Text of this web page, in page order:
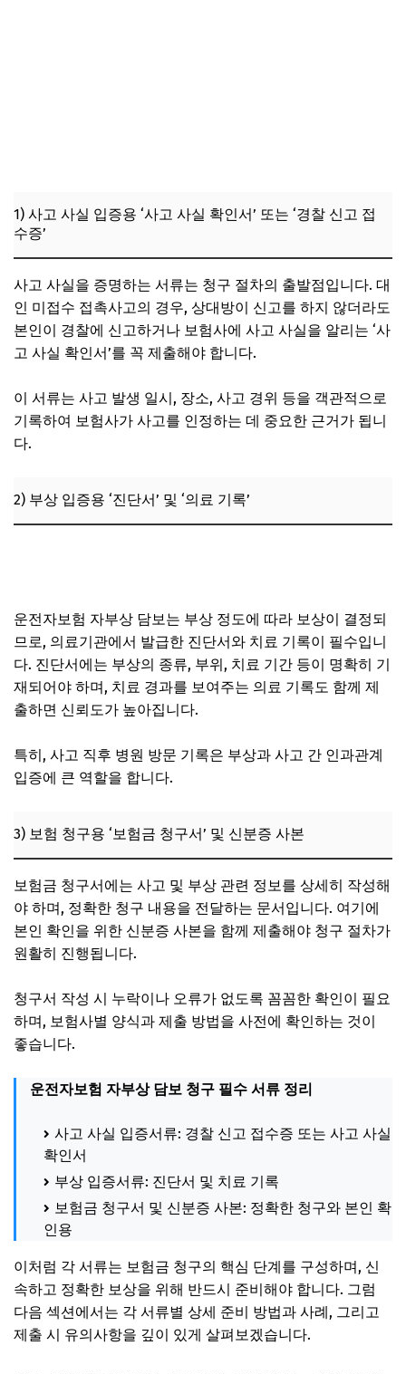
1) 사고 사실 입증용 ‘사고 사실 확인서’ 또는 ‘경찰 신고 접
수증’
사고 사실을 증명하는 서류는 청구 절차의 출발점입니다. 대
인 미접수 접촉사고의 경우, 상대방이 신고를 하지 않더라도
본인이 경찰에 신고하거나 보험사에 사고 사실을 알리는 ‘사
고 사실 확인서’를 꼭 제출해야 합니다.
이 서류는 사고 발생 일시, 장소, 사고 경위 등을 객관적으로
기록하여 보험사가 사고를 인정하는 데 중요한 근거가 됩니
다.
2) 부상 입증용 ‘진단서’ 및 ‘의료 기록’
운전자보험 자부상 담보는 부상 정도에 따라 보상이 결정되
므로, 의료기관에서 발급한 진단서와 치료 기록이 필수입니
다. 진단서에는 부상의 종류, 부위, 치료 기간 등이 명확히 기
재되어야 하며, 치료 경과를 보여주는 의료 기록도 함께 제
출하면 신뢰도가 높아집니다.
특히, 사고 직후 병원 방문 기록은 부상과 사고 간 인과관계
입증에 큰 역할을 합니다.
3) 보험 청구용 ‘보험금 청구서’ 및 신분증 사본
보험금 청구서에는 사고 및 부상 관련 정보를 상세히 작성해
야 하며, 정확한 청구 내용을 전달하는 문서입니다. 여기에
본인 확인을 위한 신분증 사본을 함께 제출해야 청구 절차가
원활히 진행됩니다.
청구서 작성 시 누락이나 오류가 없도록 꼼꼼한 확인이 필요
하며, 보험사별 양식과 제출 방법을 사전에 확인하는 것이
좋습니다.
운전자보험 자부상 담보 청구 필수 서류 정리
사고 사실 입증서류: 경찰 신고 접수증 또는 사고 사실
확인서
부상 입증서류: 진단서 및 치료 기록
보험금 청구서 및 신분증 사본: 정확한 청구와 본인 확
인용
이처럼 각 서류는 보험금 청구의 핵심 단계를 구성하며, 신
속하고 정확한 보상을 위해 반드시 준비해야 합니다. 그럼
다음 섹션에서는 각 서류별 상세 준비 방법과 사례, 그리고
제출 시 유의사항을 깊이 있게 살펴보겠습니다.